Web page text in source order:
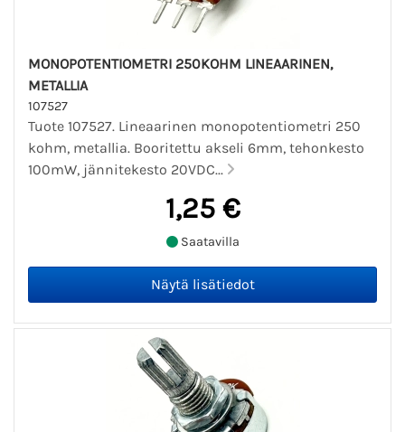
MONOPOTENTIOMETRI 250KOHM LINEAARINEN,
METALLIA
107527
Tuote 107527. Lineaarinen monopotentiometri 250
kohm, metallia. Booritettu akseli 6mm, tehonkesto
100mW, jännitekesto 20VDC...
1,25 €
Saatavilla